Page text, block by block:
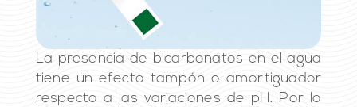
La presencia de bicarbonatos en el agua
tiene un efecto tampón o amortiguador
respecto a las variaciones de pH. Por lo